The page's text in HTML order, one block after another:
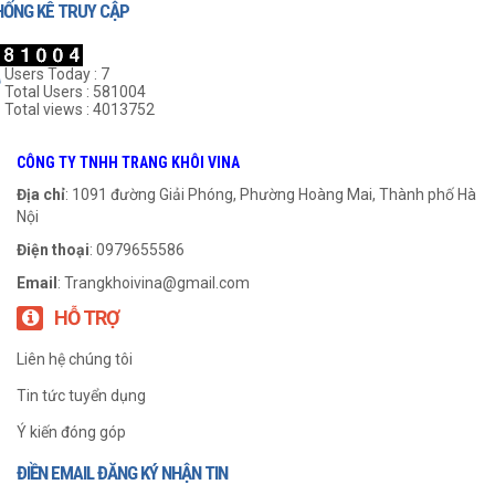
Gối UCFC 204
999₫ 999 ₫
KÊ TRUY CẬP
Users Today : 7
Total Users : 581004
Total views : 4013752
CÔNG TY TNHH TRANG KHÔI VINA
Địa chỉ: 1091 đường Giải Phóng, Phường Hoàng Mai, Thành phố Hà
Nội
Điện thoại: 0979655586
Email : Trangkhoivina@gmail.com
HỖ TRỢ
Liên hệ chúng tôi
Tin tức tuyển dụng
Ý kiến đóng góp
ĐIỀN EMAIL ĐĂNG KÝ NHẬN TIN